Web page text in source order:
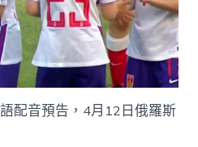
配音預告，4月12日俄羅斯